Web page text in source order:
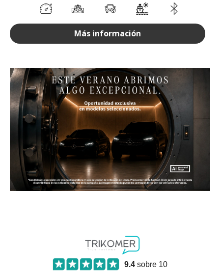
Más información
9.4sobre 10